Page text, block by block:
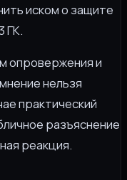
иском о защите
ГК.
опровержения и
нельзя
практический
разъяснение
реакция.